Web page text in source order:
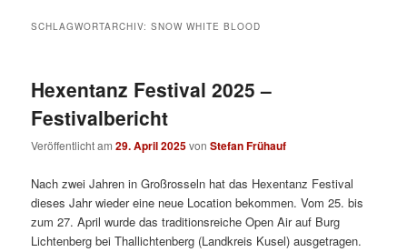
SCHLAGWORTARCHIV:SNOW WHITE BLOOD
Hexentanz Festival 2025 –
Festivalbericht
Veröffentlicht am29. April 2025vonStefan Frühauf
Nach zwei Jahren in Großrosseln hat das Hexentanz Festival
dieses Jahr wieder eine neue Location bekommen. Vom 25. bis
zum 27. April wurde das traditionsreiche Open Air auf Burg
Lichtenberg bei Thallichtenberg (Landkreis Kusel) ausgetragen.